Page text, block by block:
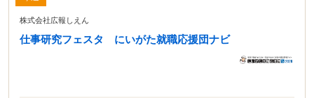
株式会社広報しえん
仕事研究フェスタ にいがた就職応援団ナビ